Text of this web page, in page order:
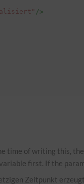
/>
time of writing this,
first. If the
Zeitpunkt